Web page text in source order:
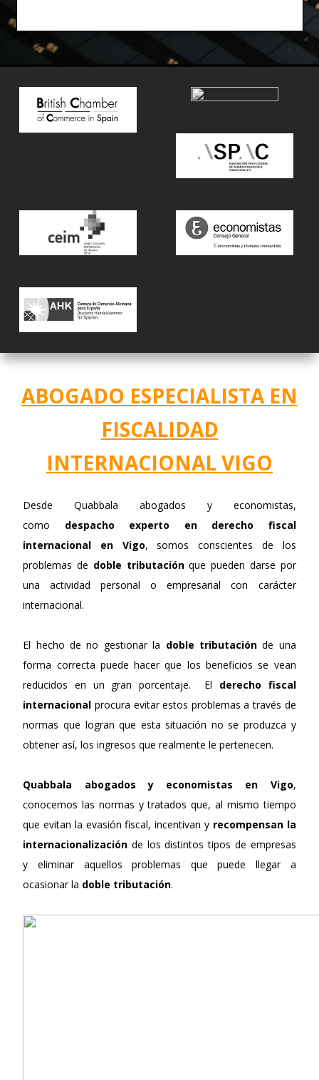
ABOGADO ESPECIALISTA EN
FISCALIDAD
INTERNACIONAL VIGO
Desde Quabbala abogados y economistas,
como despacho experto en derecho fiscal
internacional en Vigo, somos conscientes de los
problemas de doble tributaciónque pueden darse por
una actividad personal o empresarial con carácter
internacional.
El hecho de no gestionar la doble tributaciónde una
forma correcta puede hacer que los beneficios se vean
reducidos en un gran porcentaje. El derecho fiscal
internacional procura evitar estos problemas a través de
normas que logran que esta situación no se produzca y
obtener así, los ingresos que realmente le pertenecen.
Quabbala abogados y economistas en Vigo,
conocemos las normas y tratados que, al mismo tiempo
que evitan la evasión fiscal, incentivan y recompensan la
internacionalización de los distintos tipos de empresas
y eliminar aquellos problemas que puede llegar a
ocasionar la doble tributación.